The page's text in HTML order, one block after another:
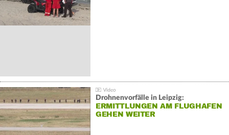
Drohnenvorfälle in Leipzig:
ERMITTLUNGEN AM FLUGHAFEN
GEHEN WEITER